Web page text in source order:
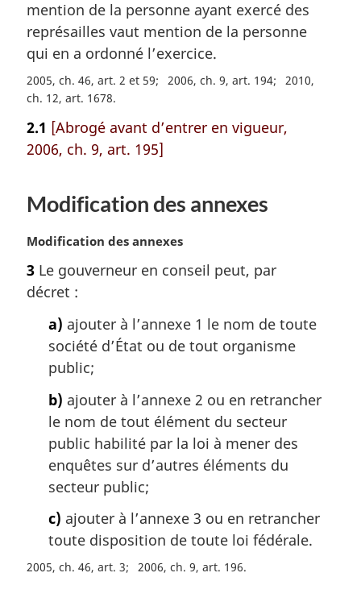
e
m
r
g
i
a
l
mention de la personne ayant exercé des
représailles vaut mention de la personne
qui en a ordonné l’exercice.
2005, ch. 46, art. 2 et 59 2006, ch. 9, art. 194
2010,
ch. 12, art. 1678
2.1 [Abrogé avant d’entrer en vigueur,
2006, ch. 9, art. 195]
Modification des annexes
N
t
e
Modification des annexes
3 Le gouverneur en conseil peut, par
décret :
a) ajouter à l’annexe 1 le nom de toute
société d’État ou de tout organisme
public;
b) ajouter à l’annexe 2 ou en retrancher
le nom de tout élément du secteur
public habilité par la loi à mener des
enquêtes sur d’autres éléments du
secteur public;
c) ajouter à l’annexe 3 ou en retrancher
toute disposition de toute loi fédérale.
2005, ch. 46, art. 3 2006, ch. 9, art. 196